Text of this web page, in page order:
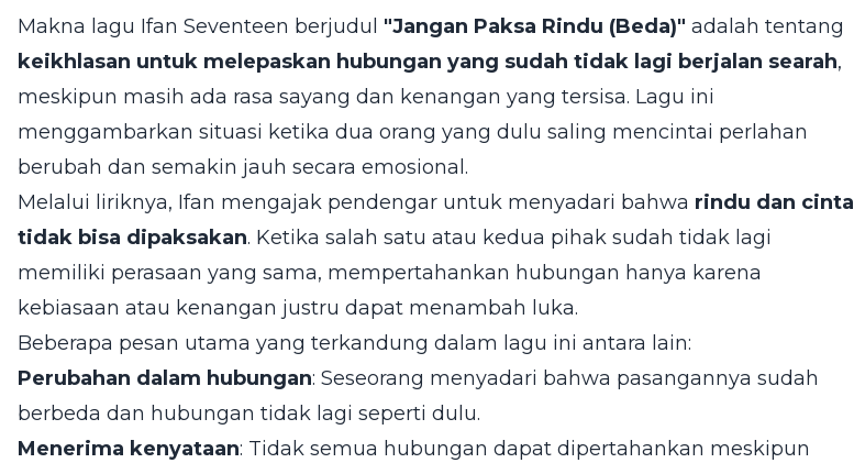
Makna lagu Ifan Seventeen berjudul "Jangan Paksa Rindu (Beda)" adalah tentang
keikhlasan untuk melepaskan hubungan yang sudah tidak lagi berjalan searah,
meskipun masih ada rasa sayang dan kenangan yang tersisa. Lagu ini
menggambarkan situasi ketika dua orang yang dulu saling mencintai perlahan
berubah dan semakin jauh secara emosional.
Melalui liriknya, Ifan mengajak pendengar untuk menyadari bahwa rindu dan cinta
tidak bisa dipaksakan. Ketika salah satu atau kedua pihak sudah tidak lagi
memiliki perasaan yang sama, mempertahankan hubungan hanya karena
kebiasaan atau kenangan justru dapat menambah luka.
Beberapa pesan utama yang terkandung dalam lagu ini antara lain:
Perubahan dalam hubungan: Seseorang menyadari bahwa pasangannya sudah
berbeda dan hubungan tidak lagi seperti dulu.
Menerima kenyataan: Tidak semua hubungan dapat dipertahankan meskipun